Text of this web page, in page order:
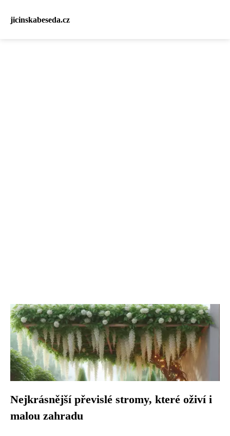
jicinskabeseda.cz
Nejkrásnější převislé stromy, které oživí i
malou zahradu